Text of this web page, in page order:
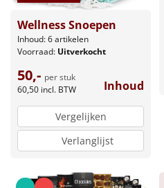
Wellness Snoepen
Inhoud: 6 artikelen
Voorraad: Uitverkocht
50,- per stuk
60,50 incl. BTW Inhoud
Vergelijken
Verlanglijst